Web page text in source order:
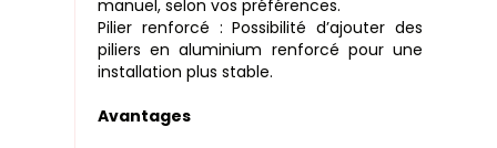
manuel, selon vos préférences.
Pilier renforcé : Possibilité d’ajouter des
piliers en aluminium renforcé pour une
installation plus stable.
Avantages